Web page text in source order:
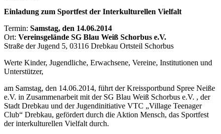
Einladung zum Sportfest der Interkulturellen Vielfalt
Termin: Samstag, den 14.06.2014
Ort: Vereinsgelände SG Blau Weiß Schorbus e.V.
Straße der Jugend 5, 03116 Drebkau Ortsteil Schorbus
Werte Kinder, Jugendliche, Erwachsene, Vereine, Institutionen und
Unterstützer,
am Samstag, den 14.06.2014, führt der Kreissportbund Spree Neiße
e.V. in Zusammenarbeit mit der SG Blau Weiß Schorbus e.V. , der
Stadt Drebkau und der Jugendinitiative VTC „Village Teenager
Club“ Drebkau, gefördert durch die Aktion Mensch, das Sportfest
der interkulturellen Vielfalt durch.